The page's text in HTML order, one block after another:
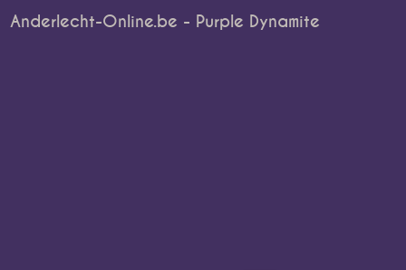
Anderlecht-Online.be - Purple Dynamite